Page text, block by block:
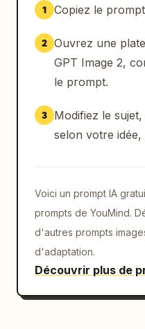
1 Copiez le
2 Ouvrez une
GPT Image 2,
le prompt.
3
Modifiez le
selon votre idée,
Voici un prompt IA
prompts de YouMind.
d'autres prompts
d'adaptation.
Découvrir plus de